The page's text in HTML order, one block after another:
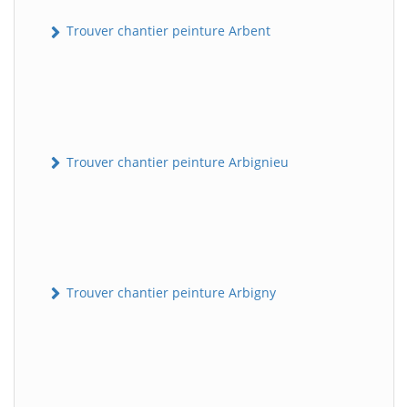
Trouver chantier peinture Arbent
Trouver chantier peinture Arbignieu
Trouver chantier peinture Arbigny